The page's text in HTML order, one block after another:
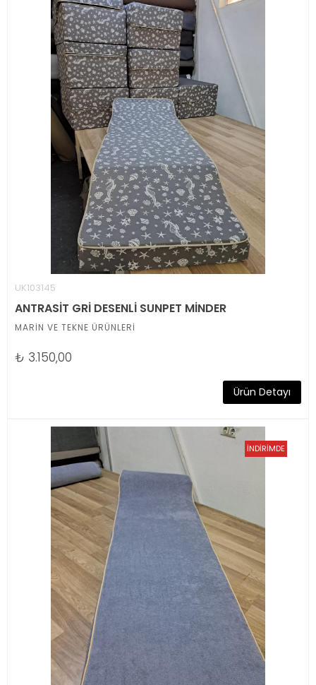
UK103145
ANTRASİT GRİ DESENLİ SUNPET MİNDER
MARİN VE TEKNE ÜRÜNLERİ
₺ 3.150,00
Ürün Detayı
İNDİRİMDE